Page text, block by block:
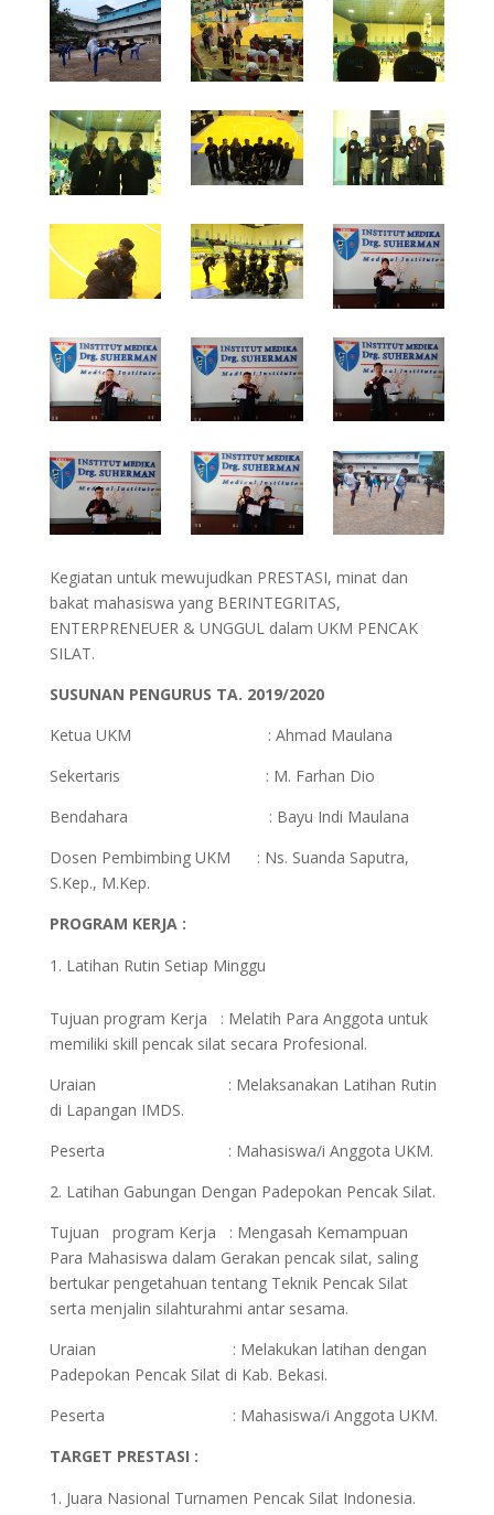
Kegiatan untuk mewujudkan PRESTASI, minat dan
bakat mahasiswa yang BERINTEGRITAS,
ENTERPRENEUER & UNGGUL dalam UKM PENCAK
SILAT.
SUSUNAN PENGURUS TA. 2019/2020
Ketua UKM : Ahmad Maulana
Sekertaris : M. Farhan Dio
Bendahara : Bayu Indi Maulana
Dosen Pembimbing UKM : Ns. Suanda Saputra,
S.Kep., M.Kep.
PROGRAM KERJA :
Latihan Rutin Setiap Minggu
Tujuan program Kerja : Melatih Para Anggota untuk
memiliki skill pencak silat secara Profesional.
Uraian : Melaksanakan Latihan Rutin
di Lapangan IMDS.
Peserta : Mahasiswa/i Anggota UKM.
2. Latihan Gabungan Dengan Padepokan Pencak Silat.
Tujuan program Kerja : Mengasah Kemampuan
Para Mahasiswa dalam Gerakan pencak silat, saling
bertukar pengetahuan tentang Teknik Pencak Silat
serta menjalin silahturahmi antar sesama.
Uraian : Melakukan latihan dengan
Padepokan Pencak Silat di Kab. Bekasi.
Peserta : Mahasiswa/i Anggota UKM.
TARGET PRESTASI :
Juara Nasional Turnamen Pencak Silat Indonesia.